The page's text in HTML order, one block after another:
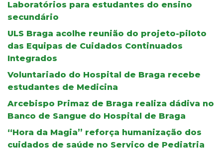
Laboratórios para estudantes do ensino
secundário
ULS Braga acolhe reunião do projeto-piloto
das Equipas de Cuidados Continuados
Integrados
Voluntariado do Hospital de Braga recebe
estudantes de Medicina
Arcebispo Primaz de Braga realiza dádiva no
Banco de Sangue do Hospital de Braga
“Hora da Magia” reforça humanização dos
cuidados de saúde no Serviço de Pediatria